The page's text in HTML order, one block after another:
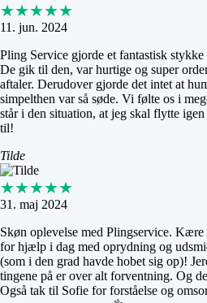
★★★★★
11. jun. 2024
Pling Service gjorde et fantastisk
De gik til den, var hurtige og super
aftaler. Derudover gjorde det intet at
simpelthen var så søde. Vi følte os i
står i den situation, at jeg skal flytte
til!
Tilde
★★★★★
31. maj 2024
Skøn oplevelse med Plingservice.
for hjælp i dag med oprydning og
(som i den grad havde hobet sig op)!
tingene på er over alt forventning. Og
Også tak til Sofie for forståelse og